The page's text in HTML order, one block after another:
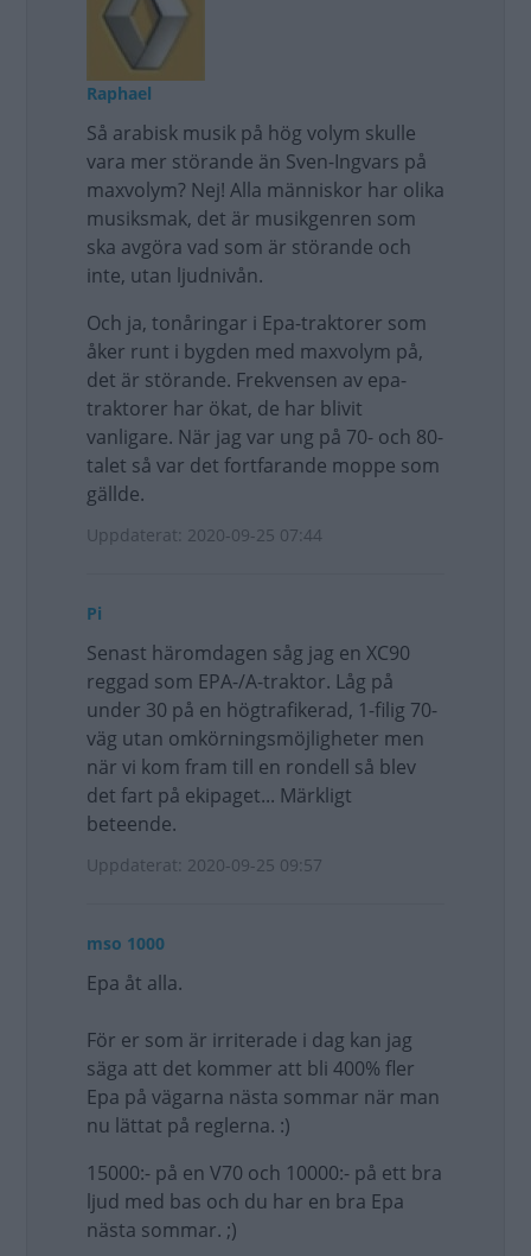
Raphael
Så arabisk musik på hög volym skulle
vara mer störande än Sven-Ingvars på
maxvolym? Nej! Alla människor har olika
musiksmak, det är musikgenren som
ska avgöra vad som är störande och
inte, utan ljudnivån.
Och ja, tonåringar i Epa-traktorer som
åker runt i bygden med maxvolym på,
det är störande. Frekvensen av epa-
traktorer har ökat, de har blivit
vanligare. När jag var ung på 70- och 80-
talet så var det fortfarande moppe som
gällde.
Uppdaterat: 2020-09-25 07:44
Pi
Senast häromdagen såg jag en XC90
reggad som EPA-/A-traktor. Låg på
under 30 på en högtrafikerad, 1-filig 70-
väg utan omkörningsmöjligheter men
när vi kom fram till en rondell så blev
det fart på ekipaget... Märkligt
beteende.
Uppdaterat: 2020-09-25 09:57
mso 1000
Epa åt alla.
För er som är irriterade i dag kan jag
säga att det kommer att bli 400% fler
Epa på vägarna nästa sommar när man
nu lättat på reglerna. :)
15000:- på en V70 och 10000:- på ett bra
ljud med bas och du har en bra Epa
nästa sommar. ;)